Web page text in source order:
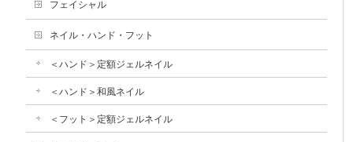
フェイシャル
ネイル・ハンド・フット
＜ハンド＞定額ジェルネイル
＜ハンド＞和風ネイル
＜フット＞定額ジェルネイル